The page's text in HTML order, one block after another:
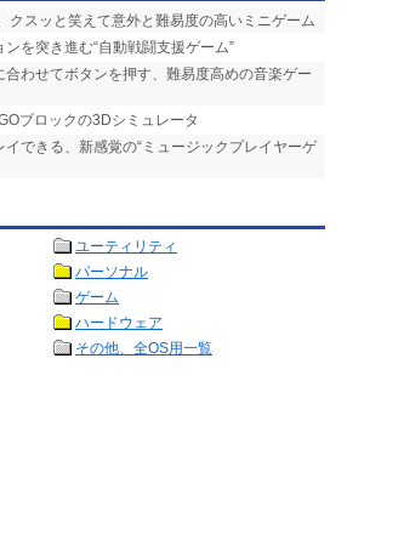
クスッと笑えて意外と難易度の高いミニゲーム
を突き進む“自動戦闘支援ゲーム”
わせてボタンを押す、難易度高めの音楽ゲー
ブロックの3Dシミュレータ
できる、新感覚の“ミュージックプレイヤーゲ
ユーティリティ
パーソナル
ゲーム
ハードウェア
その他、全OS用一覧